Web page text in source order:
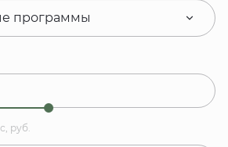
программы
руб.